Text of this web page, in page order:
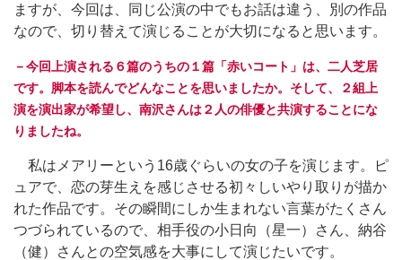
ますが、今回は、同じ公演の中でもお話は違う、別の作品
なので、切り替えて演じることが大切になると思います。
－今回上演される６篇のうちの１篇「赤いコート」は、二人芝居
です。脚本を読んでどんなことを思いましたか。そして、２組上
演を演出家が希望し、南沢さんは２人の俳優と共演することにな
りましたね。
私はメアリーという16歳ぐらいの女の子を演じます。ピ
ュアで、恋の芽生えを感じさせる初々しいやり取りが描か
れた作品です。その瞬間にしか生まれない言葉がたくさん
つづられているので、相手役の小日向（星一）さん、納谷
（健）さんとの空気感を大事にして演じたいです。